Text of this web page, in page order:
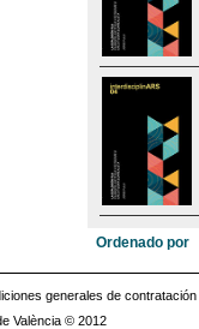
Ordenado por
generales de contratación
València © 2012